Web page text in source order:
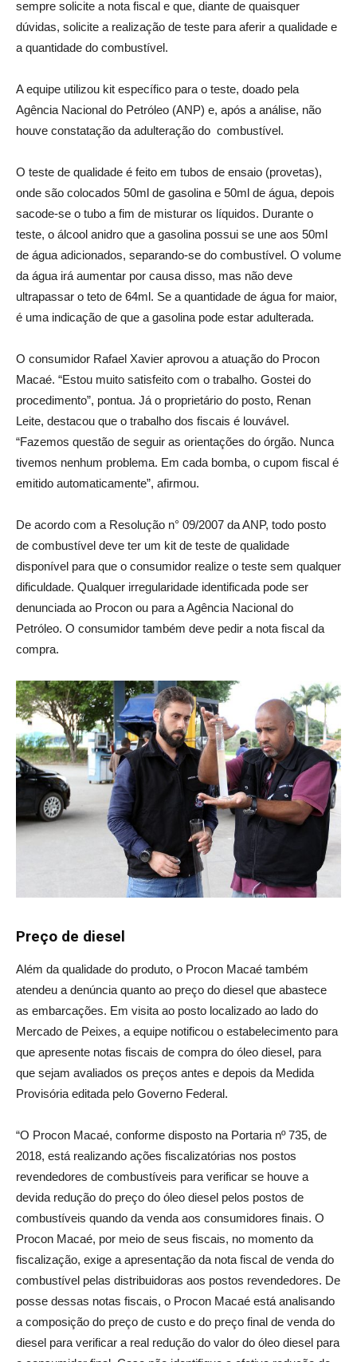
sempre solicite a nota fiscal e que, diante de quaisquer
dúvidas, solicite a realização de teste para aferir a qualidade e
a quantidade do combustível.
A equipe utilizou kit específico para o teste, doado pela
Agência Nacional do Petróleo (ANP) e, após a análise, não
houve constatação da adulteração do combustível.
O teste de qualidade é feito em tubos de ensaio (provetas),
onde são colocados 50ml de gasolina e 50ml de água, depois
sacode-se o tubo a fim de misturar os líquidos. Durante o
teste, o álcool anidro que a gasolina possui se une aos 50ml
de água adicionados, separando-se do combustível. O volume
da água irá aumentar por causa disso, mas não deve
ultrapassar o teto de 64ml. Se a quantidade de água for maior,
é uma indicação de que a gasolina pode estar adulterada.
O consumidor Rafael Xavier aprovou a atuação do Procon
Macaé. “Estou muito satisfeito com o trabalho. Gostei do
procedimento”, pontua. Já o proprietário do posto, Renan
Leite, destacou que o trabalho dos fiscais é louvável.
“Fazemos questão de seguir as orientações do órgão. Nunca
tivemos nenhum problema. Em cada bomba, o cupom fiscal é
emitido automaticamente”, afirmou.
De acordo com a Resolução n° 09/2007 da ANP, todo posto
de combustível deve ter um kit de teste de qualidade
disponível para que o consumidor realize o teste sem qualquer
dificuldade. Qualquer irregularidade identificada pode ser
denunciada ao Procon ou para a Agência Nacional do
Petróleo. O consumidor também deve pedir a nota fiscal da
compra.
Preço de diesel
Além da qualidade do produto, o Procon Macaé também
atendeu a denúncia quanto ao preço do diesel que abastece
as embarcações. Em visita ao posto localizado ao lado do
Mercado de Peixes, a equipe notificou o estabelecimento para
que apresente notas fiscais de compra do óleo diesel, para
que sejam avaliados os preços antes e depois da Medida
Provisória editada pelo Governo Federal.
“O Procon Macaé, conforme disposto na Portaria nº 735, de
2018, está realizando ações fiscalizatórias nos postos
revendedores de combustíveis para verificar se houve a
devida redução do preço do óleo diesel pelos postos de
combustíveis quando da venda aos consumidores finais. O
Procon Macaé, por meio de seus fiscais, no momento da
fiscalização, exige a apresentação da nota fiscal de venda do
combustível pelas distribuidoras aos postos revendedores. De
posse dessas notas fiscais, o Procon Macaé está analisando
a composição do preço de custo e do preço final de venda do
diesel para verificar a real redução do valor do óleo diesel para